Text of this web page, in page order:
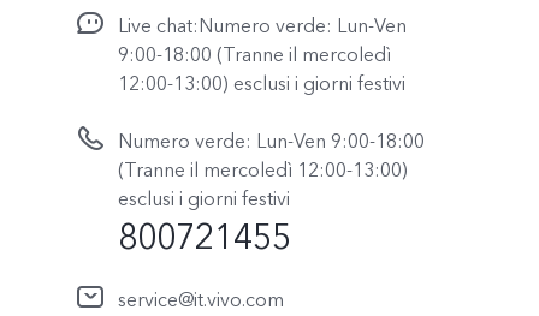
Live chat:Numero verde: Lun-Ven
9:00-18:00 (Tranne il mercoledì
12:00-13:00) esclusi i giorni festivi
Numero verde: Lun-Ven 9:00-18:00
(Tranne il mercoledì 12:00-13:00)
esclusi i giorni festivi
800721455
service@it.vivo.com